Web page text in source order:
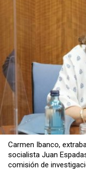
Copiar
Carmen Ibanco,
socialista Juan
comisión de